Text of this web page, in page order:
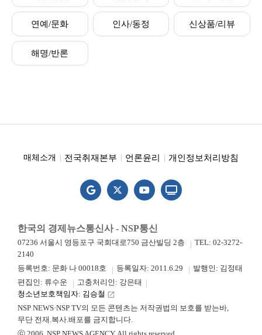
연예/문화 인사/동정 신상품/리뷰
해명/반론
매체소개 전국취재본부 언론윤리 개인정보처리방침
한국의 경제뉴스통신사 - NSP통신
07236 서울시 영등포구 국회대로750 금산빌딩 2층
TEL: 02-3272-
2140
등록번호: 문화 나 00018호
등록일자: 2011.6.29
발행인: 김정태
편집인: 류수운
고충처리인: 강은태
청소년보호책임자: 김승철 launch
NSP NEWS·NSP TV의 모든 콘텐츠는 저작권법의 보호를 받는바,
무단 전재.복사.배포를 금지합니다.